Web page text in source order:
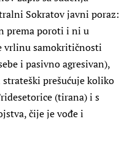
Sokratov javni poraz:
prema poroti i ni u
vrlinu samokritičnosti
i pasivno agresivan),
prešućuje koliko
(tirana) i s
čije je vođe i